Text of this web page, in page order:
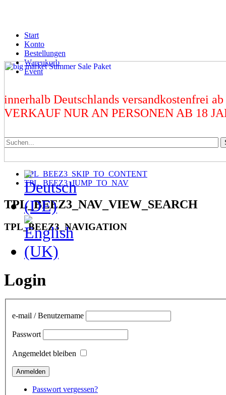
Start
Konto
Bestellungen
Warenkorb
Event
innerhalb Deutschlands versandkostenfrei
VERKAUF NUR AN PERSONEN AB 18
TPL_BEEZ3_SKIP_TO_CONTENT
TPL_BEEZ3_JUMP_TO_NAV
TPL_BEEZ3_NAV_VIEW_SEARCH
TPL_BEEZ3_NAVIGATION
Login
e-mail / Benutzername
Passwort
Angemeldet bleiben
Passwort vergessen?